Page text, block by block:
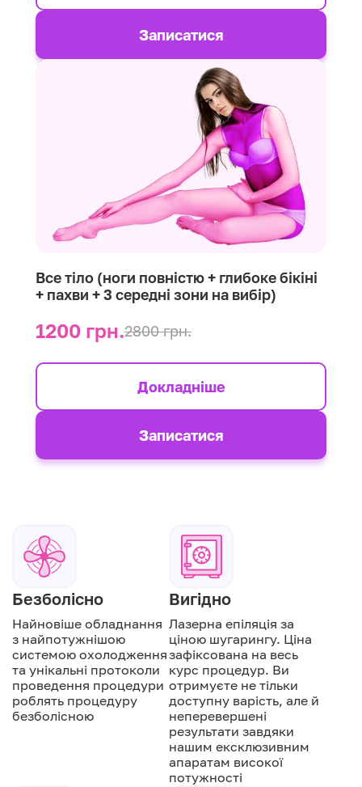
Записатися
Все тіло (ноги повністю + глибоке бікіні
+ пахви + 3 середні зони на вибір)
1200 грн.2800 грн.
Докладніше
Записатися
Безболісно
Найновіше обладнання
з найпотужнішою
системою охолодження
та унікальні протоколи
проведення процедури
роблять процедуру
безболісною
Вигідно
Лазерна епіляція за
ціною шугарингу. Ціна
зафіксована на весь
курс процедур. Ви
отримуєте не тільки
доступну варість, але й
неперевершені
результати завдяки
нашим ексклюзивним
апаратам високої
потужності